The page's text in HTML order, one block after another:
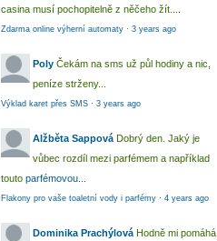
casina musí pochopitelně z něčeho žít....
Zdarma online výherní automaty · 3 years ago
Poly Čekám na sms už půl hodiny a nic,
peníze strženy...
Výklad karet přes SMS · 3 years ago
Alžběta Sappová Dobrý den. Jaký je
vůbec rozdíl mezi parfémem a například
touto parfémovou...
Flakony pro vaše toaletní vody i parfémy · 4 years ago
Dominika Prachýlová Hodně mi pomáhá